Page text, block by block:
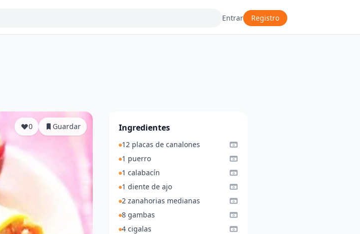
Entrar Registro
0 Guardar Ingredientes
12 placas de canalones
1 puerro
1 calabacín
1 diente de ajo
2 zanahorias medianas
8 gambas
4 cigalas